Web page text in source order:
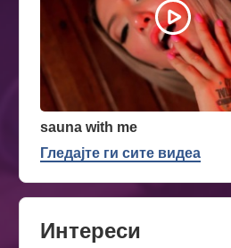
sauna with me
Гледајте ги сите видеа
Интереси